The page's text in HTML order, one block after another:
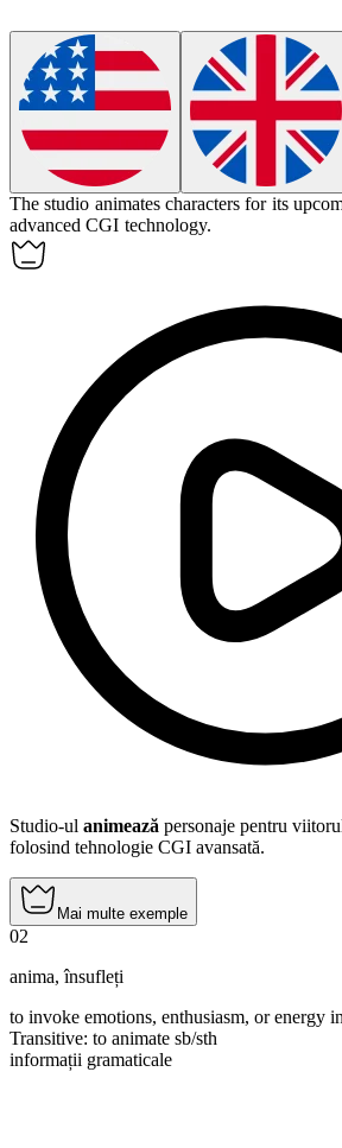
The studio animates characters for its
advanced CGI technology.
Studio-ul animează personaje pentru
folosind tehnologie CGI avansată.
Mai multe exemple
02
anima,însufleți
to invoke emotions, enthusiasm, or energy
Transitive: to animate sb/sth
informații gramaticale